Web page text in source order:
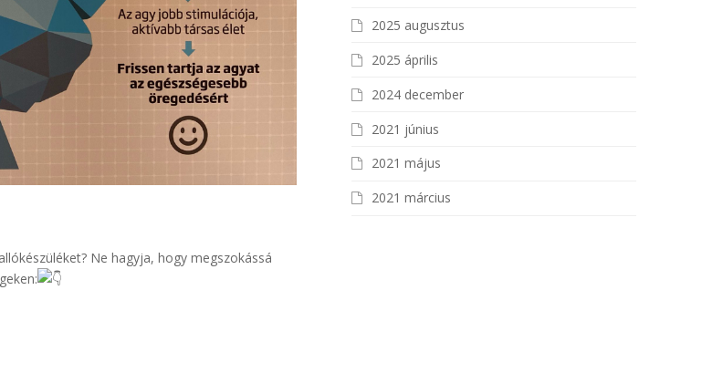
Ne hagyja, hogy megszokássá
2025 augusztus
2025 április
2024 december
2021 június
2021 május
2021 március